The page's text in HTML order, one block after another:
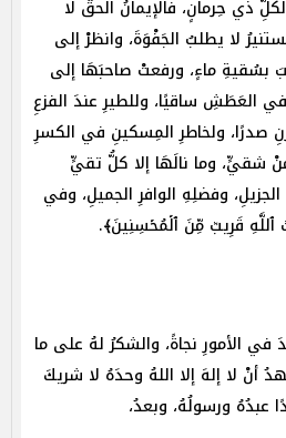
ذي حِرمانٍ، فالإيمانُ الحقُّ لا
لا يطلبُ الجَفْوَةَ، وانظرْ إلى
بسُقيةِ ماءٍ، ورفعتْ صاحبَهَا إلى
العَطَشِ ساقيًا، وللطيرِ عندَ الفزعِ
صدرًا، ولخاطرِ المِسكينِ في الكسرِ
منْ شقيٍّ، وما نالَهَا إلا كلُّ تقيٍّ
وفضلِهِ الوافرِ الجميلِ، وفي
قَرِيبٞ مِّنَ ٱلۡمُحۡسِنِينَ﴾.
الأمورِ نجاةً، والشكرُ لهُ على ما
لا إلهَ إلا اللهُ وحدَهُ لا شريكَ
عبدُهُ ورسولُهُ، وبعدُ،